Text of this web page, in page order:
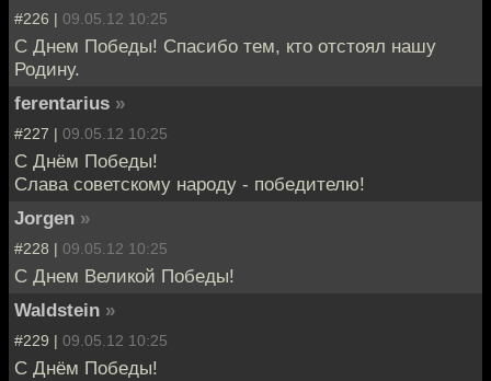
#226 | 09.05.12 10:25
С Днем Победы! Спасибо тем, кто отстоял нашу
Родину.
ferentarius »
#227 | 09.05.12 10:25
С Днём Победы!
Слава советскому народу - победителю!
Jorgen »
#228 | 09.05.12 10:25
С Днем Великой Победы!
Waldstein »
#229 | 09.05.12 10:25
С Днём Победы!